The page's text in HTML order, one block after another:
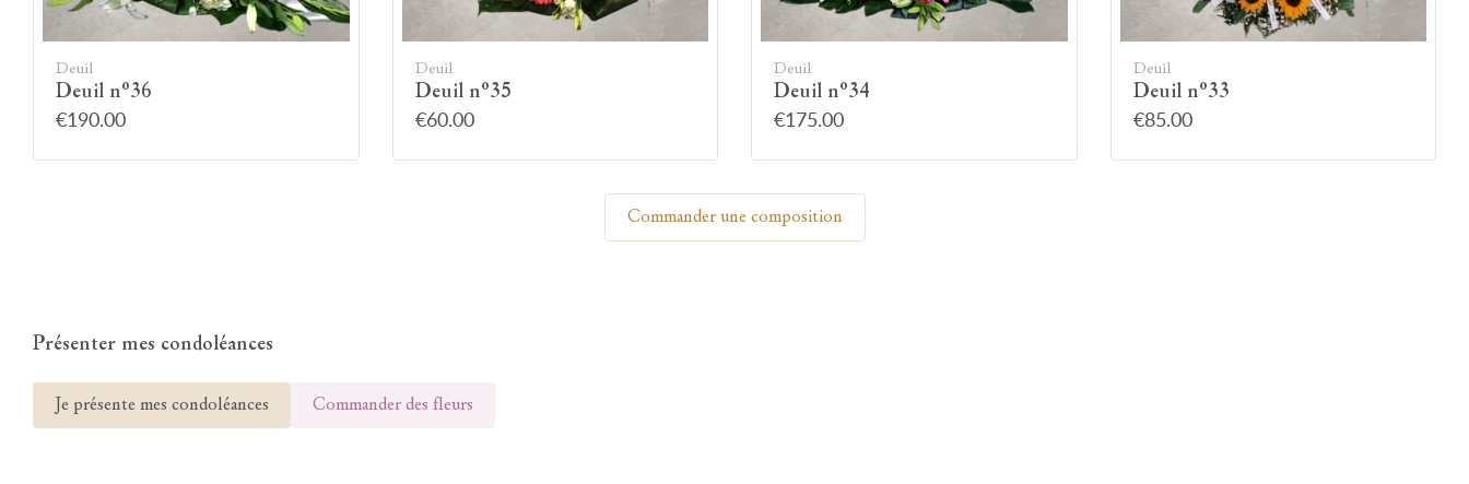
Allumez une bougie
Montrez votre soutien à la famille en allumant
symboliquement une bougie.
Deuil
Deuil n°36
€190.00
Deuil
Deuil n°35
€60.00
Deuil
Deuil n°34
€175.00
Deuil
Deuil n°33
€85.00
Commander une composition
Présenter mes condoléances
Je présente mes condoléances Commander des fleurs